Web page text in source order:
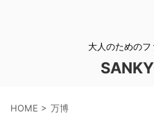
大人のためのフ
HOME > 万博